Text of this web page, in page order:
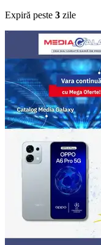
Expiră peste 3 zile